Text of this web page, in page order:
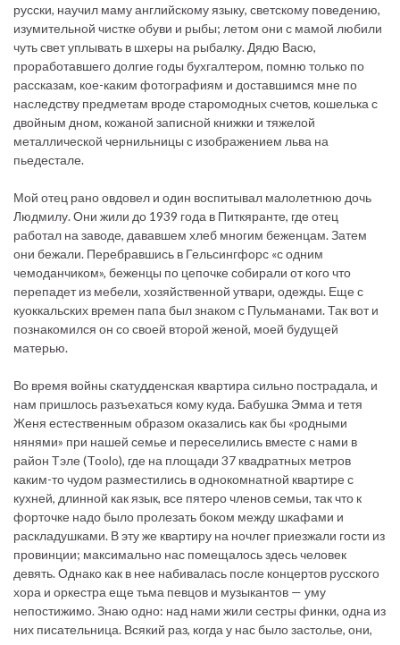
русски, научил маму английскому языку, светскому поведению,
изумительной чистке обуви и рыбы; летом они с мамой любили
чуть свет уплывать в шхеры на рыбалку. Дядю Васю,
проработавшего долгие годы бухгалтером, помню только по
рассказам, кое-каким фотографиям и доставшимся мне по
наследству предметам вроде старомодных счетов, кошелька с
двойным дном, кожаной записной книжки и тяжелой
металлической чернильницы с изображением льва на
пьедестале.
Мой отец рано овдовел и один воспитывал малолетнюю дочь
Людмилу. Они жили до 1939 года в Питкяранте, где отец
работал на заводе, дававшем хлеб многим беженцам. Затем
они бежали. Перебравшись в Гельсингфорс «с одним
чемоданчиком», беженцы по цепочке собирали от кого что
перепадет из мебели, хозяйственной утвари, одежды. Еще с
куоккальских времен папа был знаком с Пульманами. Так вот и
познакомился он со своей второй женой, моей будущей
матерью.
Во время войны скатудденская квартира сильно пострадала, и
нам пришлось разъехаться кому куда. Бабушка Эмма и тетя
Женя естественным образом оказались как бы «родными
нянями» при нашей семье и переселились вместе с нами в
район Тэле (Toolo), где на площади 37 квадратных метров
каким-то чудом разместились в однокомнатной квартире с
кухней, длинной как язык, все пятеро членов семьи, так что к
форточке надо было пролезать боком между шкафами и
раскладушками. В эту же квартиру на ночлег приезжали гости из
провинции; максимально нас помещалось здесь человек
девять. Однако как в нее набивалась после концертов русского
хора и оркестра еще тьма певцов и музыкантов — уму
непостижимо. Знаю одно: над нами жили сестры финки, одна из
них писательница. Всякий раз, когда у нас было застолье, они,